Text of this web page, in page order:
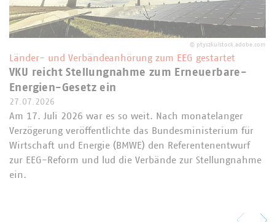
© ptyszku/stock.adobe.com
Länder- und Verbändeanhörung zum EEG gestartet
VKU reicht Stellungnahme zum Erneuerbare-
Energien-Gesetz ein
27.07.2026
Am 17. Juli 2026 war es so weit. Nach monatelanger
Verzögerung veröffentlichte das Bundesministerium für
Wirtschaft und Energie (BMWE) den Referentenentwurf
zur EEG-Reform und lud die Verbände zur Stellungnahme
ein.